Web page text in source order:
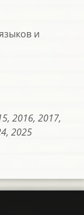
и
2016, 2017,
2025